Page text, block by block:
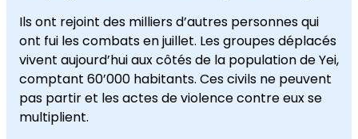
Ils ont rejoint des milliers d’autres personnes qui
ont fui les combats en juillet. Les groupes déplacés
vivent aujourd’hui aux côtés de la population de Yei,
comptant 60’000 habitants. Ces civils ne peuvent
pas partir et les actes de violence contre eux se
multiplient.